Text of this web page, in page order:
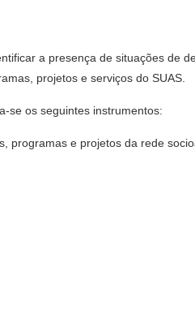
a presença de situações de
projetos e serviços do SUAS.
se os seguintes instrumentos:
programas e projetos da rede